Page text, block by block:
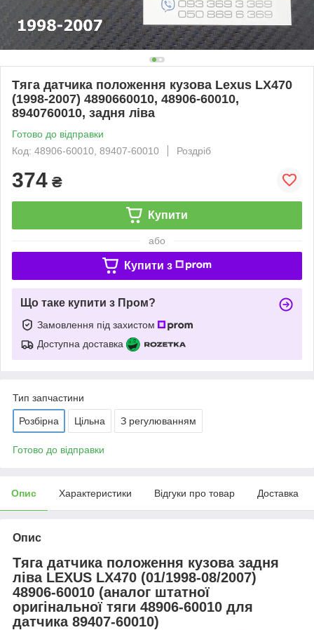
Тяга датчика положення кузова Lexus LX470
(1998-2007) 4890660010, 48906-60010,
8940760010, задня ліва
Готово до відправки
Код: 48906-60010, 89407-60010
Роздріб
374 ₴
Купити
або
Купити з
Що таке купити з Пром?
Замовлення під захистом
Доступна доставка
Тип запчастини
Розбірна Цільна З регулюванням
Готово до відправки
Опис Характеристики Відгуки про товар Доставка
Опис
Тяга датчика положення кузова задня
ліва LEXUS LX470 (01/1998-08/2007)
48906-60010 (аналог штатної
оригінальної тяги 48906-60010 для
датчика 89407-60010)